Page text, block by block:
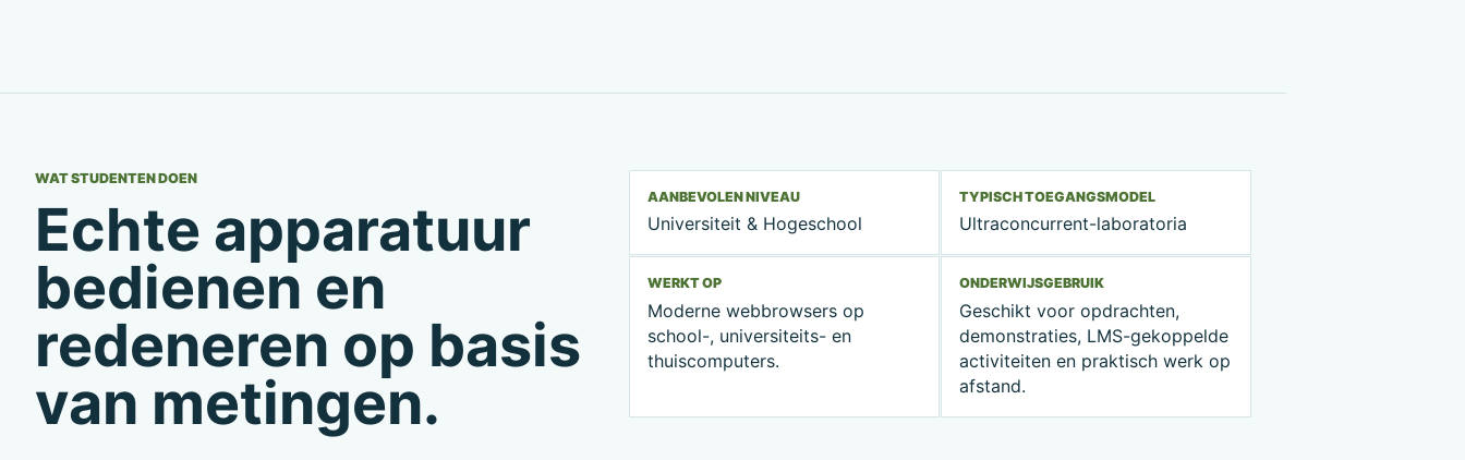
WAT STUDENTEN DOEN
Echte apparatuur
bedienen en
redeneren op basis
van metingen.
AANBEVOLEN NIVEAU
Universiteit & Hogeschool
TYPISCH TOEGANGSMODEL
Ultraconcurrent-laboratoria
WERKT OP
Moderne webbrowsers op
school-, universiteits- en
thuiscomputers.
ONDERWIJSGEBRUIK
Geschikt voor opdrachten,
demonstraties, LMS-gekoppelde
activiteiten en praktisch werk op
afstand.